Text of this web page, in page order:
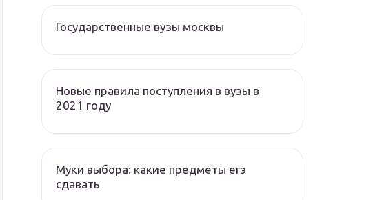
Государственные вузы москвы
Новые правила поступления в вузы в
2021 году
Муки выбора: какие предметы егэ
сдавать